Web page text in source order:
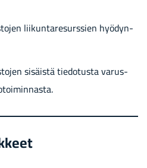
lii­kun­ta­re­surs­sien hyö­dyn­
si­säis­tä tie­do­tus­ta va­rus­